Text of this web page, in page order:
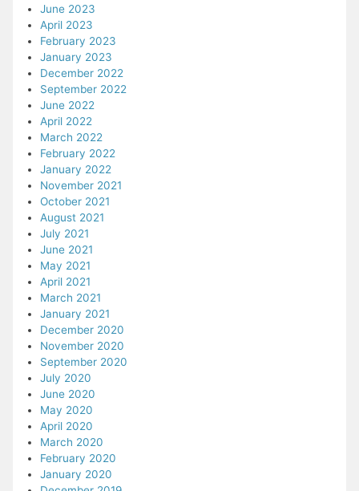
June 2023
April 2023
February 2023
January 2023
December 2022
September 2022
June 2022
April 2022
March 2022
February 2022
January 2022
November 2021
October 2021
August 2021
July 2021
June 2021
May 2021
April 2021
March 2021
January 2021
December 2020
November 2020
September 2020
July 2020
June 2020
May 2020
April 2020
March 2020
February 2020
January 2020